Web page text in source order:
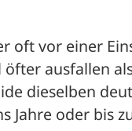
oft vor einer
ausfallen
dieselben
Jahre oder bis